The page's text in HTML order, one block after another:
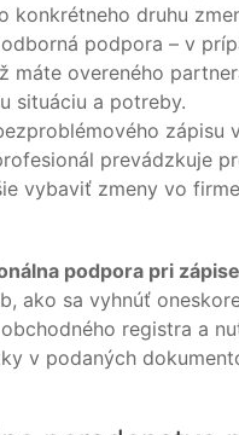
konkrétneho druhu
podpora – v
máte overeného
situáciu a potreby.
zápisu
prevádzkuje
vybaviť zmeny vo
podpora pri
ako sa vyhnúť
registra a
v podaných